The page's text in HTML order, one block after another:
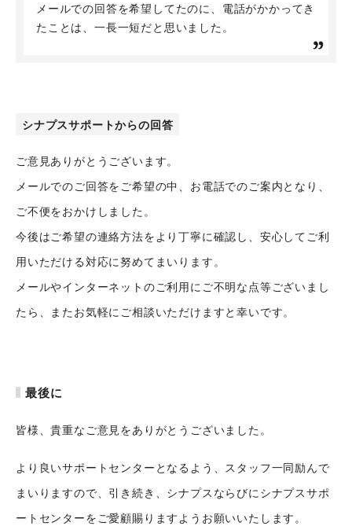
メールでの回答を希望してたのに、電話がかかってき
たことは、一長一短だと思いました。
シナプスサポートからの回答
ご意見ありがとうございます。
メールでのご回答をご希望の中、お電話でのご案内となり、
ご不便をおかけしました。
今後はご希望の連絡方法をより丁寧に確認し、安心してご利
用いただける対応に努めてまいります。
メールやインターネットのご利用にご不明な点等ございまし
たら、またお気軽にご相談いただけますと幸いです。
最後に
皆様、貴重なご意見をありがとうございました。
より良いサポートセンターとなるよう、スタッフ一同励んで
まいりますので、引き続き、シナプスならびにシナプスサポ
ートセンターをご愛顧賜りますようお願いいたします。
採用情報
会社概要
公式Twitter
公式Facebook
プライバシーポリシー